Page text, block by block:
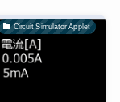
Circuit Simulator Applet